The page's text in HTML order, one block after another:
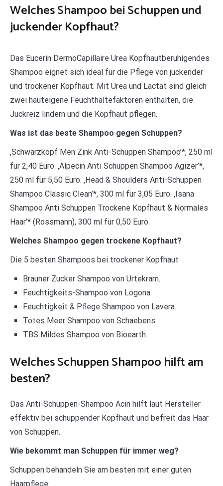
Welches Shampoo bei Schuppen und
juckender Kopfhaut?
Das Eucerin DermoCapillaire Urea Kopfhautberuhigendes
Shampoo eignet sich ideal für die Pflege von juckender
und trockener Kopfhaut. Mit Urea und Lactat sind gleich
zwei hauteigene Feuchthaltefaktoren enthalten, die
Juckreiz lindern und die Kopfhaut pflegen.
Was ist das beste Shampoo gegen Schuppen?
‚Schwarzkopf Men Zink Anti-Schuppen Shampoo’*, 250 ml
für 2,40 Euro. ‚Alpecin Anti Schuppen Shampoo Agizer’*,
250 ml für 5,50 Euro. ‚Head & Shoulders Anti-Schuppen
Shampoo Classic Clean’*, 300 ml für 3,05 Euro. ‚Isana
Shampoo Anti Schuppen Trockene Kopfhaut & Normales
Haar’* (Rossmann), 300 ml für 0,50 Euro.
Welches Shampoo gegen trockene Kopfhaut?
Die 5 besten Shampoos bei trockener Kopfhaut
Brauner Zucker Shampoo von Urtekram.
Feuchtigkeits-Shampoo von Logona.
Feuchtigkeit & Pflege Shampoo von Lavera.
Totes Meer Shampoo von Schaebens.
TBS Mildes Shampoo von Bioearth.
Welches Schuppen Shampoo hilft am
besten?
Das Anti-Schuppen-Shampoo Acin hilft laut Hersteller
effektiv bei schuppender Kopfhaut und befreit das Haar
von Schuppen.
Wie bekommt man Schuppen für immer weg?
Schuppen behandeln Sie am besten mit einer guten
Haarpflege: